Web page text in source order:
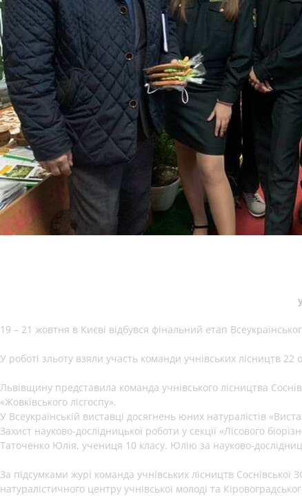
19 – 21 жовтня в Києві відбувся фінальний етап
У роботі зльоту взяли участь команди учнівських лісництв 22
Львівщину представила команда учнівського лісництва
«Жовківського лісгоспу».
У Всеукраїнській виставці досягнень юних натуралістів
Захист науково-дослідницької роботи у секції «Лісового
Таточенко Юлія, учениця 10 класу. Юлію за науково-
За підсумками журі команда учнівських лісництв
натуралістичного центру учнівської молоді та